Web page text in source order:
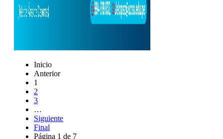
Inicio
Anterior
1
2
3
…
Siguiente
Final
Página 1 de 7